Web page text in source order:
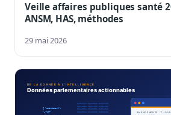
Veille affaires publiques santé
ANSM, HAS, méthodes
29 mai 2026